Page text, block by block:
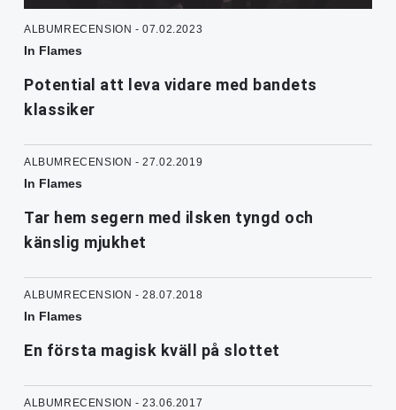
ALBUMRECENSION - 07.02.2023
In Flames
Potential att leva vidare med bandets
klassiker
ALBUMRECENSION - 27.02.2019
In Flames
Tar hem segern med ilsken tyngd och
känslig mjukhet
ALBUMRECENSION - 28.07.2018
In Flames
En första magisk kväll på slottet
ALBUMRECENSION - 23.06.2017